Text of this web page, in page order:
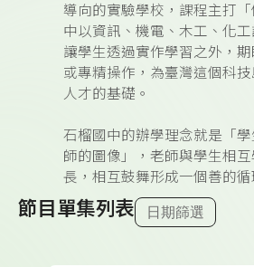
導向的實驗學校，課程主打
中以資訊、機電、木工、化工
讓學生透過實作學習之外，
或專精操作，為臺灣這個科
人才的基礎。
石榴國中的辦學理念就是「
師的圖像」，老師與學生相
長，相互鼓舞形成一個善的循
節目單集列表 日期篩選